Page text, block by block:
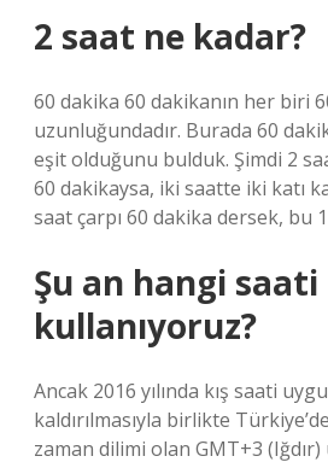
2 saat ne kadar?
60 dakika 60 dakikanın her biri
uzunluğundadır. Burada 60
eşit olduğunu bulduk. Şimdi 2
60 dakikaysa, iki saatte iki katı
saat çarpı 60 dakika dersek, bu
Şu an hangi saati
kullanıyoruz?
Ancak 2016 yılında kış saati
kaldırılmasıyla birlikte
zaman dilimi olan GMT+3